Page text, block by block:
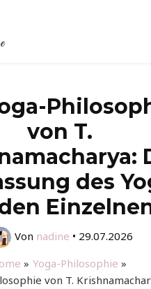
von T.
des
Von nadine • 29.07.2026
Yoga-Philosophie
von T.